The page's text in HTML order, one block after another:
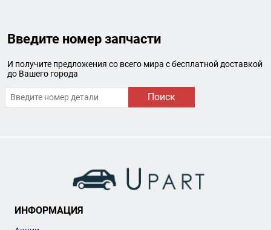
Введите номер запчасти
И получите предложения со всего мира с бесплатной доставкой
до Вашего города
Поиск
ИНФОРМАЦИЯ